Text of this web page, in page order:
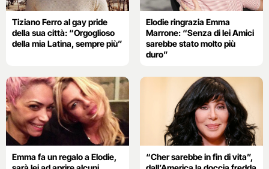
Tiziano Ferro al gay pride
della sua città: “Orgoglioso
della mia Latina, sempre più”
Elodie ringrazia Emma
Marrone: “Senza di lei Amici
sarebbe stato molto più
duro”
Emma fa un regalo a Elodie,
“Cher sarebbe in fin di vita”,